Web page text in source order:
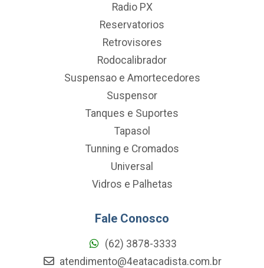
Radio PX
Reservatorios
Retrovisores
Rodocalibrador
Suspensao e Amortecedores
Suspensor
Tanques e Suportes
Tapasol
Tunning e Cromados
Universal
Vidros e Palhetas
Fale Conosco
(62) 3878-3333
atendimento@4eatacadista.com.br